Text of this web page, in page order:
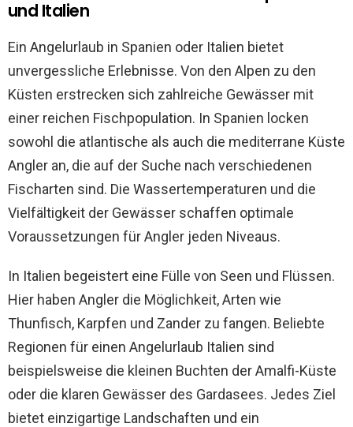
und Italien
Ein Angelurlaub in Spanien oder Italien bietet
unvergessliche Erlebnisse. Von den Alpen zu den
Küsten erstrecken sich zahlreiche Gewässer mit
einer reichen Fischpopulation. In Spanien locken
sowohl die atlantische als auch die mediterrane Küste
Angler an, die auf der Suche nach verschiedenen
Fischarten sind. Die Wassertemperaturen und die
Vielfältigkeit der Gewässer schaffen optimale
Voraussetzungen für Angler jeden Niveaus.
In Italien begeistert eine Fülle von Seen und Flüssen.
Hier haben Angler die Möglichkeit, Arten wie
Thunfisch, Karpfen und Zander zu fangen. Beliebte
Regionen für einen Angelurlaub Italien sind
beispielsweise die kleinen Buchten der Amalfi-Küste
oder die klaren Gewässer des Gardasees. Jedes Ziel
bietet einzigartige Landschaften und ein